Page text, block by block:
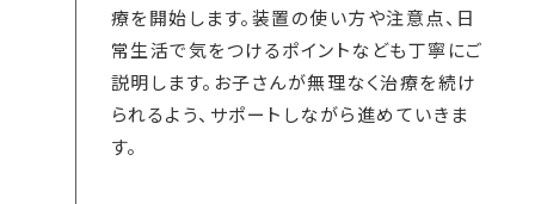
療を開始します。装置の使い方や注意点、日
常生活で気をつけるポイントなども丁寧にご
説明します。お子さんが無理なく治療を続け
られるよう、サポートしながら進めていきま
す。